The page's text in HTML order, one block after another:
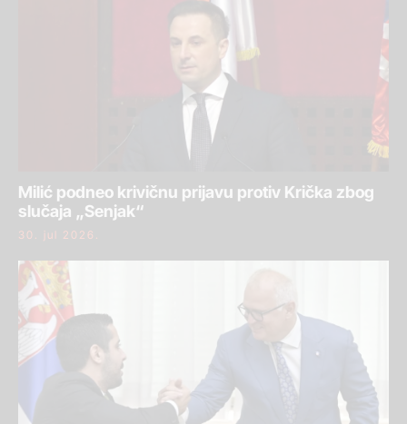
Milić podneo krivičnu prijavu protiv Krička zbog
slučaja „Senjak“
30. jul 2026.